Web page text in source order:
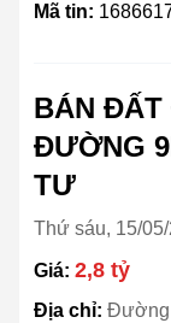
Mã tin:
BÁN ĐẤT
ĐƯỜNG
TƯ
Thứ sáu, 15/
Giá: 2,8 tỷ
Địa chỉ: Đường